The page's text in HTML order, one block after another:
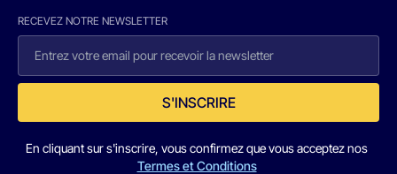
RECEVEZ NOTRE NEWSLETTER
S'INSCRIRE
En cliquant sur s'inscrire, vous confirmez que vous acceptez nos
Termes et Conditions